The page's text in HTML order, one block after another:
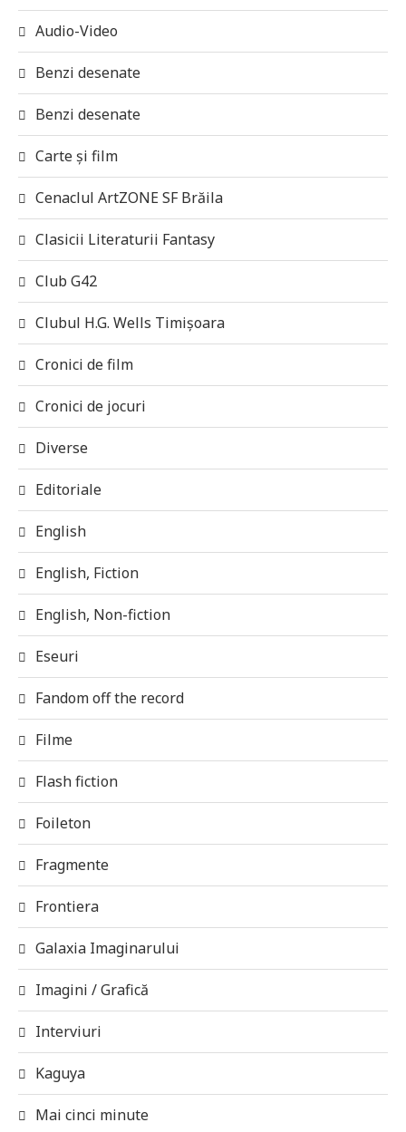
Audio-Video
Benzi desenate
Benzi desenate
Carte și film
Cenaclul ArtZONE SF Brăila
Clasicii Literaturii Fantasy
Club G42
Clubul H.G. Wells Timișoara
Cronici de film
Cronici de jocuri
Diverse
Editoriale
English
English, Fiction
English, Non-fiction
Eseuri
Fandom off the record
Filme
Flash fiction
Foileton
Fragmente
Frontiera
Galaxia Imaginarului
Imagini / Grafică
Interviuri
Kaguya
Mai cinci minute